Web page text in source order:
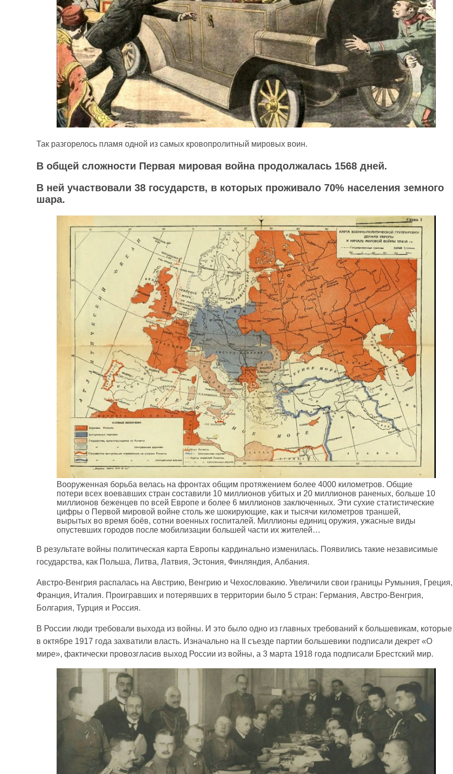
Так разгорелось пламя одной из самых кровопролитный мировых воин.
В общей сложности Первая мировая война продолжалась 1568 дней.
В ней участвовали 38 государств, в которых проживало 70% населения земного
шара.
Вооруженная борьба велась на фронтах общим протяжением более 4000 километров. Общие
потери всех воевавших стран составили 10 миллионов убитых и 20 миллионов раненых, больше 10
миллионов беженцев по всей Европе и более 6 миллионов заключенных. Эти сухие статистические
цифры о Первой мировой войне столь же шокирующие, как и тысячи километров траншей,
вырытых во время боёв, сотни военных госпиталей. Миллионы единиц оружия, ужасные виды
опустевших городов после мобилизации большей части их жителей…
В результате войны политическая карта Европы кардинально изменилась. Появились такие независимые
государства, как Польша, Литва, Латвия, Эстония, Финляндия, Албания.
Австро-Венгрия распалась на Австрию, Венгрию и Чехословакию. Увеличили свои границы Румыния, Греция,
Франция, Италия. Проигравших и потерявших в территории было 5 стран: Германия, Австро-Венгрия,
Болгария, Турция и Россия.
В России люди требовали выхода из войны. И это было одно из главных требований к большевикам, которые
в октябре 1917 года захватили власть. Изначально на II съезде партии большевики подписали декрет «О
мире», фактически провозгласив выход России из войны, а 3 марта 1918 года подписали Брестский мир.